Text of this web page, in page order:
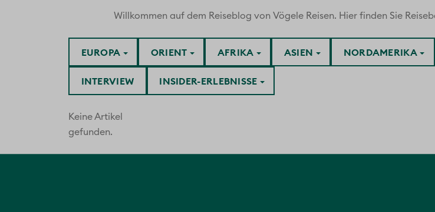
Willkommen auf dem Reiseblog von Vögele Reisen. Hier finden Sie
AFRIKA ASIEN
EUROPA
INSIDER-ERLEBNISSE
INTERVIEW
NORDAMERIKA
ORIENT
Keine Artikel
gefunden.